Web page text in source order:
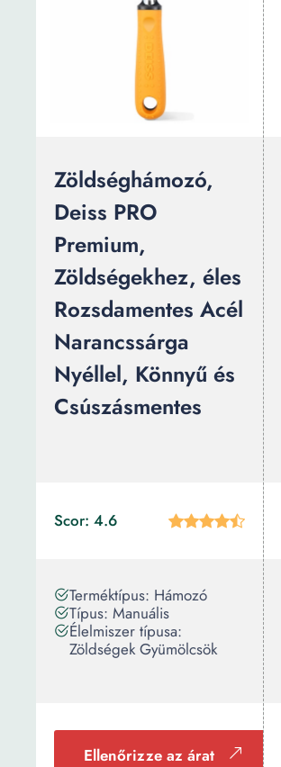
Zöldséghámozó,
Deiss PRO
Premium,
Zöldségekhez, éles
Rozsdamentes Acél
Narancssárga
Nyéllel, Könnyű és
Csúszásmentes
Scor: 4.6
Terméktípus: Hámozó
Típus: Manuális
Élelmiszer típusa:
Zöldségek Gyümölcsök
Ellenőrizze az árat